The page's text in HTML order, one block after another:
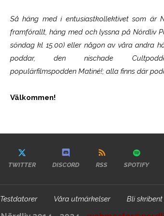
Så häng med i entusiastkollektivet som är
framförallt, häng med och lyssna på Nördliv
söndag kl 15.00) eller någon av våra andra
poddar, den nischade
populärfilmspodden Matiné!; alla finns där
Välkommen!
TWITTER DISCORD RSS SPOTIFY
Testdatorer Våra utmärkelser Bli